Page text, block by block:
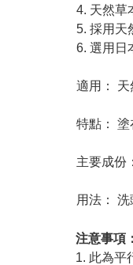
4. 天然草
5. 採用天
6. 選用日
適用： 天
特點： 塗
主要成份
用法：
注意事項：
1. 此為平